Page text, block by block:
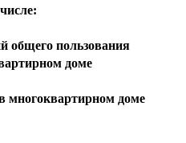
пользования
доме
многоквартирном доме